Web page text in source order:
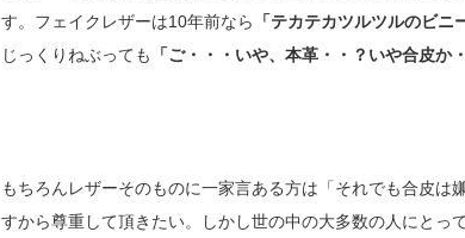
す。フェイクレザーは10年前なら 「テカテカツルツルのビニ
じっくりねぶっても 「ご・・・いや、本革・・？いや合皮か
もちろんレザーそのものに一家言ある方は「それでも合皮は
すから尊重して頂きたい。しかし世の中の大多数の人にとっ